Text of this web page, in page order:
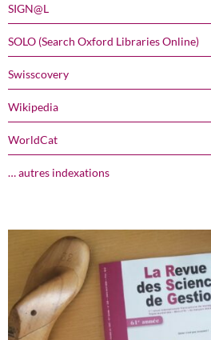
SIGN@L
SOLO (Search Oxford Libraries Online)
Swisscovery
Wikipedia
WorldCat
… autres indexations